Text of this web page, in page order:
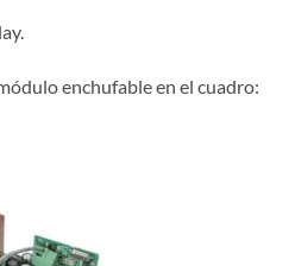
enchufable en el cuadro: